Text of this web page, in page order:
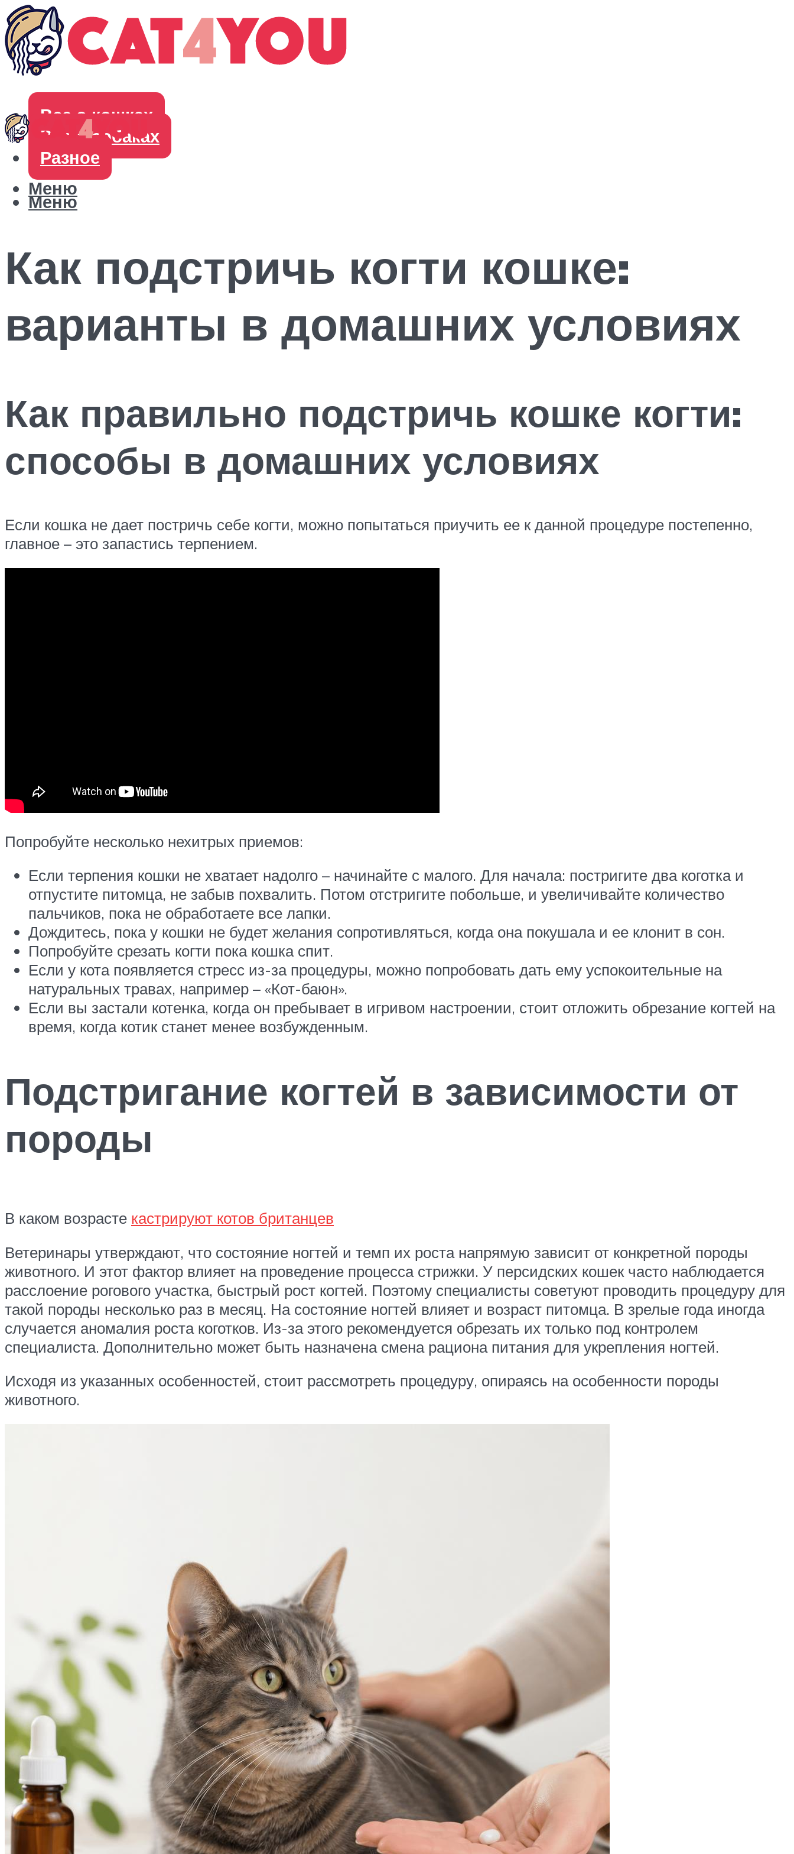
Все о кошках
Все о собаках
Разное
Меню
Меню
Как подстричь когти кошке:
варианты в домашних условиях
Как правильно подстричь кошке когти:
способы в домашних условиях
Если кошка не дает постричь себе когти, можно попытаться приучить ее к данной процедуре постепенно,
главное – это запастись терпением.
Попробуйте несколько нехитрых приемов:
Если терпения кошки не хватает надолго – начинайте с малого. Для начала: постригите два коготка и
отпустите питомца, не забыв похвалить. Потом отстригите побольше, и увеличивайте количество
пальчиков, пока не обработаете все лапки.
Дождитесь, пока у кошки не будет желания сопротивляться, когда она покушала и ее клонит в сон.
Попробуйте срезать когти пока кошка спит.
Если у кота появляется стресс из-за процедуры, можно попробовать дать ему успокоительные на
натуральных травах, например – «Кот-баюн».
Если вы застали котенка, когда он пребывает в игривом настроении, стоит отложить обрезание когтей на
время, когда котик станет менее возбужденным.
Подстригание когтей в зависимости от
породы
В каком возрасте кастрируют котов британцев
Ветеринары утверждают, что состояние ногтей и темп их роста напрямую зависит от конкретной породы
животного. И этот фактор влияет на проведение процесса стрижки. У персидских кошек часто наблюдается
расслоение рогового участка, быстрый рост когтей. Поэтому специалисты советуют проводить процедуру для
такой породы несколько раз в месяц. На состояние ногтей влияет и возраст питомца. В зрелые года иногда
случается аномалия роста коготков. Из-за этого рекомендуется обрезать их только под контролем
специалиста. Дополнительно может быть назначена смена рациона питания для укрепления ногтей.
Исходя из указанных особенностей, стоит рассмотреть процедуру, опираясь на особенности породы
животного.